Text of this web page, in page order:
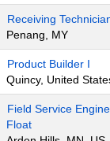
Receiving
Penang, MY
Product Builder I
Quincy, United
Field Service
Float